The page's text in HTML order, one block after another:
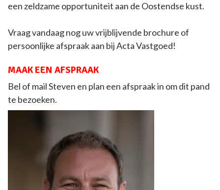
een zeldzame opportuniteit aan de Oostendse kust.
Vraag vandaag nog uw vrijblijvende brochure of
persoonlijke afspraak aan bij Acta Vastgoed!
MAAK EEN AFSPRAAK
Bel of mail Steven en plan een afspraak in om dit pand
te bezoeken.